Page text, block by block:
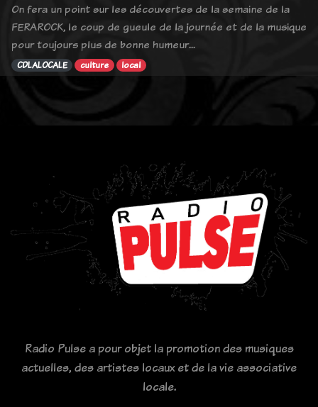
On fera un point sur les découvertes de la semaine de la
FERAROCK, le coup de gueule de la journée et de la musique
pour toujours plus de bonne humeur...
CDLALOCALE culture local
Radio Pulse a pour objet la promotion des musiques
actuelles, des artistes locaux et de la vie associative
locale.